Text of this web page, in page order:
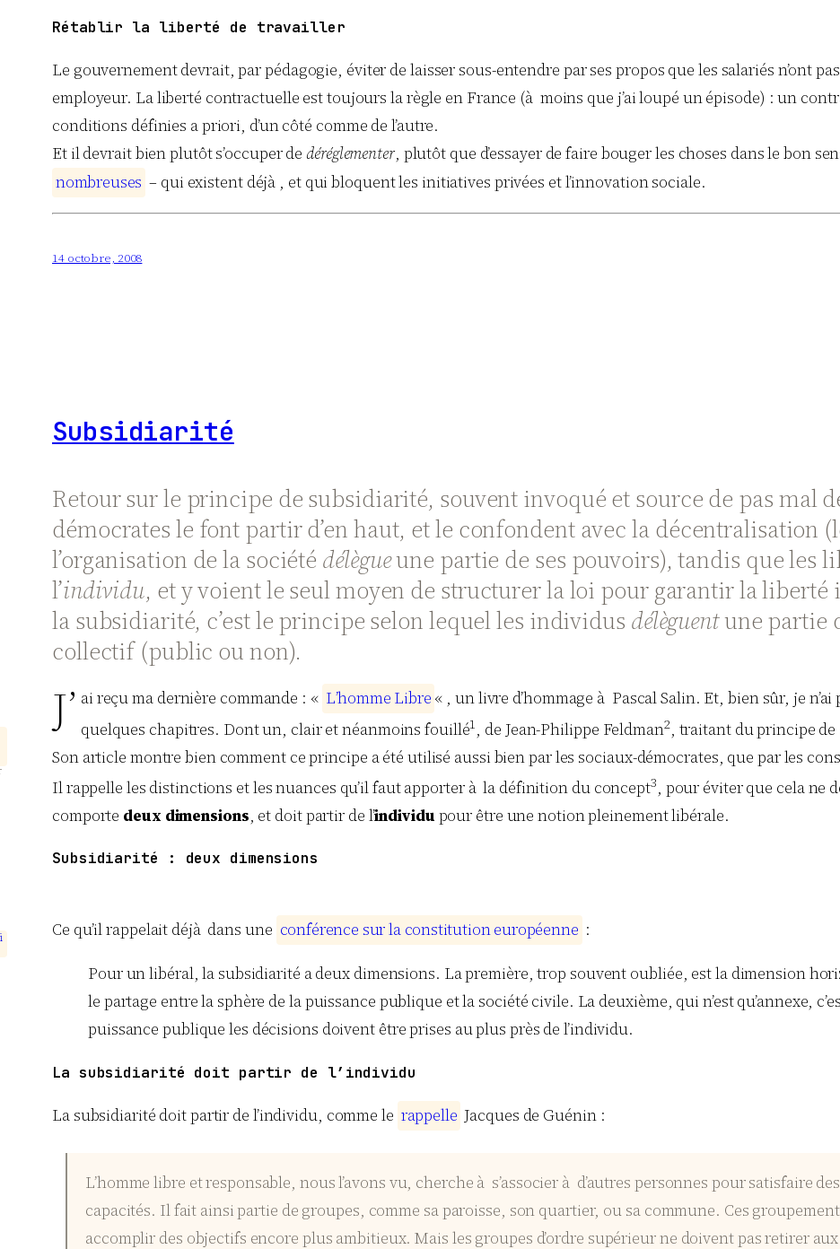
Rétablir la liberté de travailler
Le gouvernement devrait, par pédagogie, éviter de laisser sous-entendre par ses propos que les salariés n’ont
employeur. La liberté contractuelle est toujours la règle en France (à moins que j’ai loupé un épisode) : un
conditions définies a priori, d’un côté comme de l’autre.
Et il devrait bien plutôt s’occuper dedéréglementer, plutôt que d’essayer de faire bouger les choses dans le bon
nombreuses – qui existent déjà , et qui bloquent les initiatives privées et l’innovation sociale.
14 octobre, 2008
Subsidiarité
Retour sur le principe de subsidiarité, souvent invoqué et source de pas mal
démocrates le font partir d’en haut, et le confondent avec la décentralisation
l’organisation de la société délègueune partie de ses pouvoirs), tandis que les
l’individu, et y voient le seul moyen de structurer la loi pour garantir la
la subsidiarité, c’est le principe selon lequel les individus délèguentune partie
collectif (public ou non).
J’ ai reçu ma dernière commande : « L’homme Libre « , un livre d’hommage à PascalSalin. Et, bien sûr, je
quelques chapitres. Dont un, clair et néanmoins fouillé1, de Jean-Philippe Feldman2, traitant du principe de
Son article montre bien comment ce principe a été utilisé aussi bien par les sociaux-démocrates, que par les
Il rappelle les distinctions et les nuances qu’il faut apporter à la définition du concept3, pour éviter que cela ne
comporte deux dimensions, et doit partir de l’individu pour être une notion pleinement libérale.
Subsidiarité : deux dimensions
Ce qu’il rappelait déjà dans une conférence surla constitutioneuropéenne :
Pour un libéral, la subsidiarité a deux dimensions. La première, trop souvent oubliée, est la dimension
le partage entre la sphère de la puissance publique et la société civile. La deuxième, qui n’est qu’annexe,
puissance publique les décisions doivent être prises au plus près de l’individu.
La subsidiarité doit partir de l’individu
La subsidiarité doit partir de l’individu, comme le rappelle Jacques de Guénin :
L’homme libre et responsable, nous l’avons vu, cherche à s’associer à d’autres personnes pour satisfaire
capacités. Il fait ainsi partie de groupes, comme sa paroisse, son quartier, ou sa commune. Ces
accomplir des objectifs encore plus ambitieux. Mais les groupes d’ordre supérieur ne doivent pas retirer